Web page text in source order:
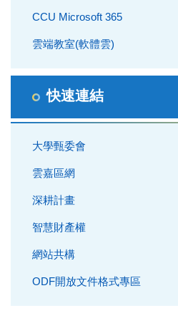
CCU Microsoft 365
雲端教室(軟體雲)
快速連結
大學甄委會
雲嘉區網
深耕計畫
智慧財產權
網站共構
ODF開放文件格式專區